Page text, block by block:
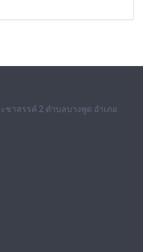
าสรรค์ 2 ตำบลบางพูด อำเภอ